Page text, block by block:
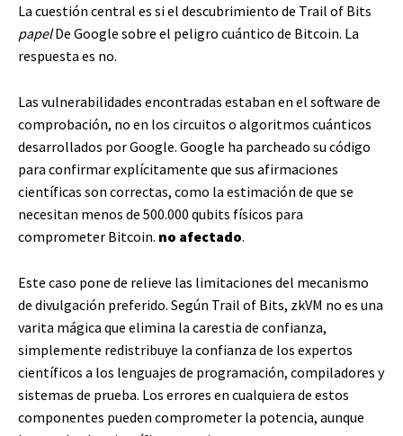
La cuestión central es si el descubrimiento de Trail of Bits
papelDe Google sobre el peligro cuántico de Bitcoin. La
respuesta es no.
Las vulnerabilidades encontradas estaban en el software de
comprobación, no en los circuitos o algoritmos cuánticos
desarrollados por Google. Google ha parcheado su código
para confirmar explícitamente que sus afirmaciones
científicas son correctas, como la estimación de que se
necesitan menos de 500.000 qubits físicos para
comprometer Bitcoin. no afectado.
Este caso pone de relieve las limitaciones del mecanismo
de divulgación preferido. Según Trail of Bits, zkVM no es una
varita mágica que elimina la carestia de confianza,
simplemente redistribuye la confianza de los expertos
científicos a los lenguajes de programación, compiladores y
sistemas de prueba. Los errores en cualquiera de estos
componentes pueden comprometer la potencia, aunque